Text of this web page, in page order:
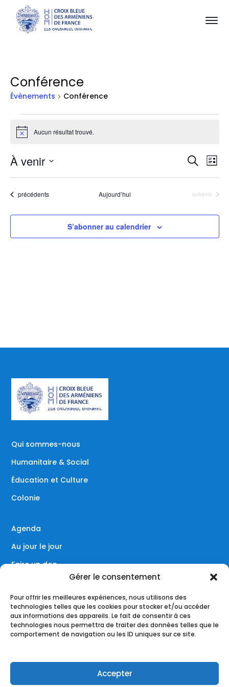
Gérer le consentement
Pour offrir les meilleures expériences, nous utilisons des
technologies telles que les cookies pour stocker et/ou accéder
aux informations des appareils. Le fait de consentir à ces
technologies nous permettra de traiter des données telles que le
comportement de navigation ou les ID uniques sur ce site.
Accepter
Conférence
Évènements Conférence
Évènements
Notice Aucun résultat trouvé.
et
Liste
À venir
Sélectionnez
date.
Évènements
précédents Aujourd’hui Évènements
suivants
S’abonner au calendrier
Qui sommes-nous
Humanitaire & Social
Éducation et Culture
Colonie
Agenda
Au jour le jour
Faire un don
Réseaux sociaux